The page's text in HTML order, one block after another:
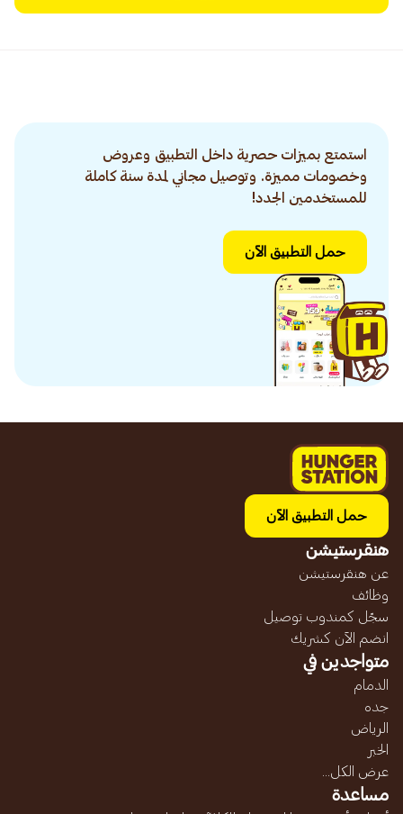
استمتع بميزات حصرية داخل التطبيق وعروض
وخصومات مميزة. وتوصيل مجاني لمدة سنة كاملة
للمستخدمين الجدد!
حمل التطبيق الآن
حمل التطبيق الآن
هنقرستيشن
عن هنقرستيشن
وظائف
سجّل كمندوب توصيل
انضم الآن كشريك
متواجدين في
الدمام
جده
الرياض
الخبر
عرض الكل...
مساعدة